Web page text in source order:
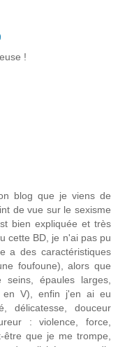
!
blog que je viens de
de vue sur le sexisme
bien expliquée et très
cette BD, je n'ai pas pu
a des caractéristiques
foufoune), alors que
épaules larges,
en V), enfin j'en ai eu
délicatesse, douceur
: violence, force,
que je me trompe,